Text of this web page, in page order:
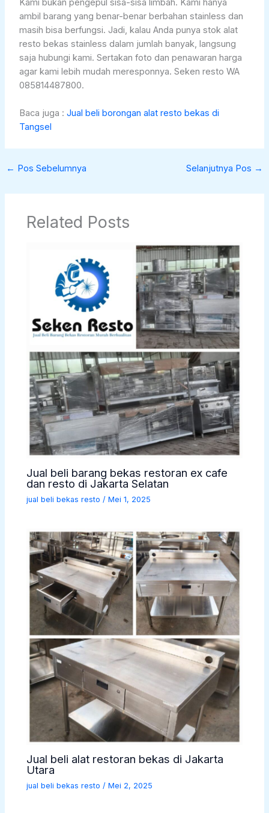
Kami bukan pengepul sisa-sisa limbah. Kami hanya
ambil barang yang benar-benar berbahan stainless dan
masih bisa berfungsi. Jadi, kalau Anda punya stok alat
resto bekas stainless dalam jumlah banyak, langsung
saja hubungi kami. Sertakan foto dan penawaran harga
agar kami lebih mudah meresponnya. Seken resto WA
085814487800.
Baca juga : Jual beli borongan alat resto bekas di
Tangsel
← Pos Sebelumnya Selanjutnya Pos →
Related Posts
Jual beli barang bekas restoran ex cafe
dan resto di Jakarta Selatan
jual beli bekas resto /Mei 1, 2025
Jual beli alat restoran bekas di Jakarta
Utara
jual beli bekas resto /Mei 2, 2025